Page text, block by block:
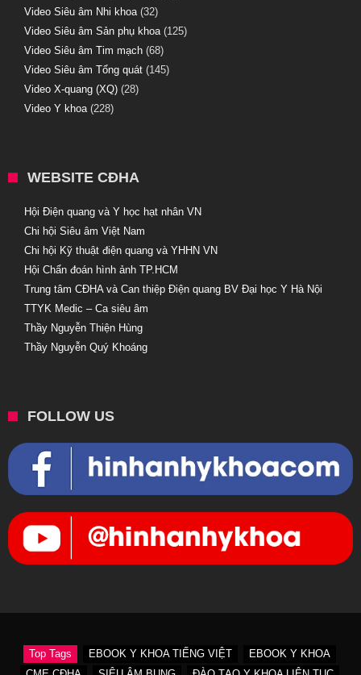
Video Siêu âm Nhi khoa(32)
Video Siêu âm Sản phụ khoa(125)
Video Siêu âm Tim mạch (68)
Video Siêu âm Tổng quát (145)
Video X-quang (XQ) (28)
Video Y khoa(228)
WEBSITE CĐHA
Hội Điện quang và Y học hạt nhân VN
Chi hội Siêu âm Việt Nam
Chi hội Kỹ thuật điện quang và YHHN VN
Hội Chẩn đoán hình ảnh TP.HCM
Trung tâm CĐHA và Can thiệp Điện quang BV Đại học Y Hà Nội
TTYK Medic – Ca siêu âm
Thầy Nguyễn Thiện Hùng
Thầy Nguyễn Quý Khoáng
FOLLOW US
Top Tags EBOOK Y KHOA TIẾNG VIỆT
EBOOK Y KHOA